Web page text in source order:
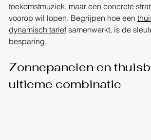
toekomstmuziek, maar een concrete
voorop wil lopen. Begrijpen hoe een
dynamisch tarief samenwerkt, is de
besparing.
Zonnepanelen en
ultieme combinatie